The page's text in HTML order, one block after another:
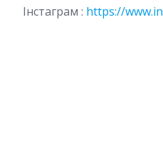
Інстаграм : https://